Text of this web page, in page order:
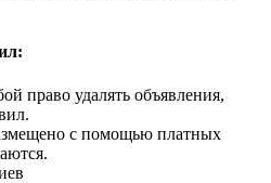
право удалять объявления,
с помощью платных